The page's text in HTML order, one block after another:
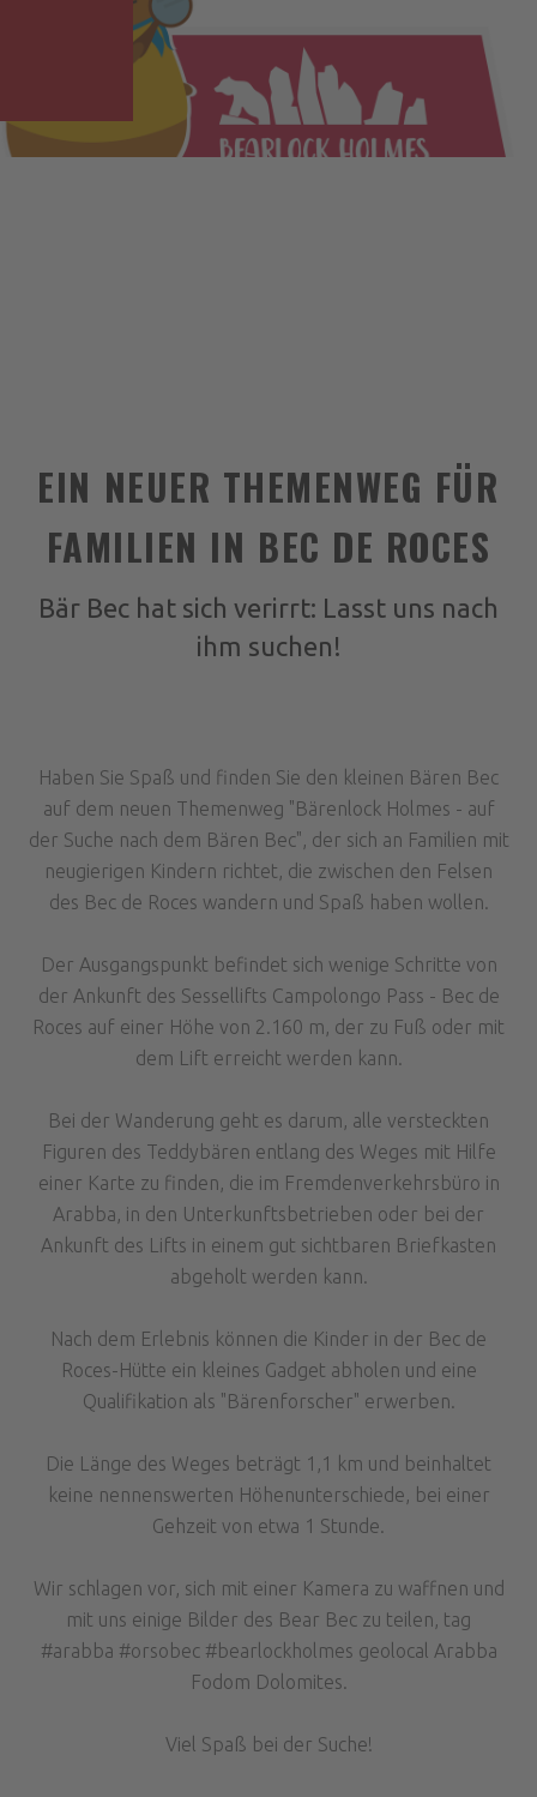
EIN NEUER THEMENWEG FÜR
FAMILIEN IN BEC DE ROCES
Bär Bec hat sich verirrt: Lasst uns nach
ihm suchen!
Haben Sie Spaß und finden Sie den kleinen Bären Bec
auf dem neuen Themenweg "Bärenlock Holmes - auf
der Suche nach dem Bären Bec", der sich an Familien mit
neugierigen Kindern richtet, die zwischen den Felsen
des Bec de Roces wandern und Spaß haben wollen.
Der Ausgangspunkt befindet sich wenige Schritte von
der Ankunft des Sessellifts Campolongo Pass - Bec de
Roces auf einer Höhe von 2.160 m, der zu Fuß oder mit
dem Lift erreicht werden kann.
Bei der Wanderung geht es darum, alle versteckten
Figuren des Teddybären entlang des Weges mit Hilfe
einer Karte zu finden, die im Fremdenverkehrsbüro in
Arabba, in den Unterkunftsbetrieben oder bei der
Ankunft des Lifts in einem gut sichtbaren Briefkasten
abgeholt werden kann.
Nach dem Erlebnis können die Kinder in der Bec de
Roces-Hütte ein kleines Gadget abholen und eine
Qualifikation als "Bärenforscher" erwerben.
Die Länge des Weges beträgt 1,1 km und beinhaltet
keine nennenswerten Höhenunterschiede, bei einer
Gehzeit von etwa 1 Stunde.
Wir schlagen vor, sich mit einer Kamera zu waffnen und
mit uns einige Bilder des Bear Bec zu teilen, tag
#arabba #orsobec #bearlockholmes geolocal Arabba
Fodom Dolomites.
Viel Spaß bei der Suche!